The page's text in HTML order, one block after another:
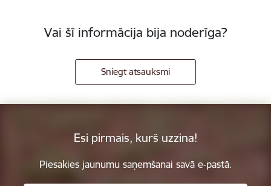
Vai šī informācija bija noderīga?
Sniegt atsauksmi
Esi pirmais, kurš uzzina!
Piesakies jaunumu saņemšanai savā e-pastā.